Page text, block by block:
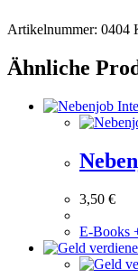
Artikelnummer: 0404
Ähnliche
3,50 €
E-Books